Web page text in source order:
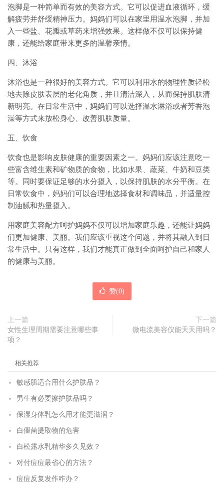
泡脚是一种简单而有效的美容方式。它可以促进血液循环，缓
解疲劳并舒缓精神压力。妈妈们可以在家里用温水泡脚，并加
入一些盐、花瓣或草药来增强效果。这样做不仅可以保持健
康，还能给家庭带来更多的温馨亲情。
四、沐浴
沐浴也是一种很好的美容方式。它可以利用水的物理性质轻松
地去除皮肤表层的老化角质，并且清洁深入，从而保持肌肤清
新明亮。在日常生活中，妈妈们可以选择温水淋浴或者芳香泡
澡等方式来放松身心、改善肌肤质量。
五、饮食
饮食也是影响皮肤健康的重要因素之一。妈妈们应该注意吃一
些富含维生素和矿物质的食物，比如水果、蔬菜、牛奶和豆类
等。同时要保证足够的水分摄入，以保持肌肤的水分平衡。在
日常饮食中，妈妈们可以合理地选择食材和调味品，并适量控
制油腻和热量摄入。
用家庭美容配方呵护妈妈不仅可以增加家庭乐趣，还能让妈妈
们更加健康、美丽。我们应该重视这个问题，并将其融入到日
常生活中。只有这样，我们才能真正做到全面呵护自己和家人
的健康与美丽。
赞(0)
上一篇
女性生理周期需要注意哪些事
项？
下一篇
微电流美容仪能天天用吗？
相关推荐
敏感肌适合用什么护肤品？
男生有必要擦护肤品吗？
保湿身体乳怎么用才能更滋润？
白僵菌提取物的危害
白松露水乳精华多久见效？
对付痘痘最省心的方法？
痘痘反复发作咋办？